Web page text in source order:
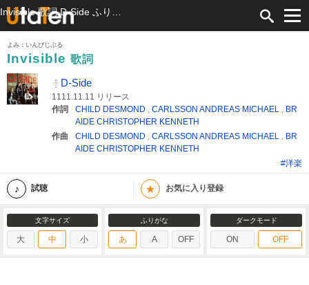
よみ：いんびじぶる
Invisible 歌詞
D-Side
1111.11.11 リリース
作詞
CHILD DESMOND , CARLSSON ANDREAS MICHAEL , BR
AIDE CHRISTOPHER KENNETH
作曲
CHILD DESMOND , CARLSSON ANDREAS MICHAEL , BR
AIDE CHRISTOPHER KENNETH
#洋楽
試聴 ★ お気に入り登録
文字サイズ
大 中 小
ふりがな
あ A OFF
ダークモード
ON OFF